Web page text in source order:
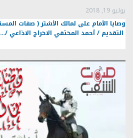
يوليو 19, 2018
التقديم / أحمد المختفي الاخراج الاذاعي /…